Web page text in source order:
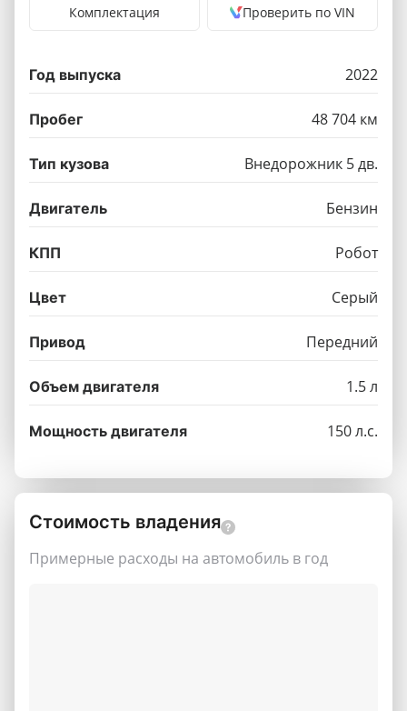
Комплектация Проверить по VIN
Год выпуска 2022
Пробег 48 704 км
Тип кузова Внедорожник 5 дв.
Двигатель Бензин
КПП Робот
Цвет Серый
Привод Передний
Объем двигателя 1.5 л
Мощность двигателя 150 л.с.
Стоимость владения
Примерные расходы на автомобиль в год